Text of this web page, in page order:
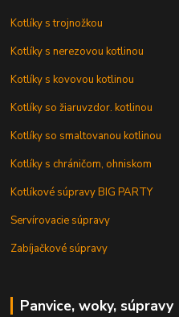
Kotlíky s trojnožkou
Kotlíky s nerezovou kotlinou
Kotlíky s kovovou kotlinou
Kotlíky so žiaruvzdor. kotlinou
Kotlíky so smaltovanou kotlinou
Kotlíky s chráničom, ohniskom
Kotlíkové súpravy BIG PARTY
Servírovacie súpravy
Zabíjačkové súpravy
Panvice, woky, súpravy